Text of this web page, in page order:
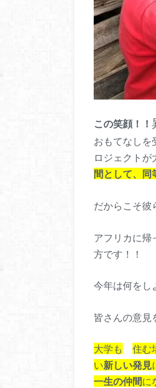
この笑顔！！
おもてなしを
ロジェクトが
間として、同
だからこそ彼
アフリカに
方です！！
今年は何をし
皆さんの意見
大学も 住む
い新しい発見
一生の仲間に